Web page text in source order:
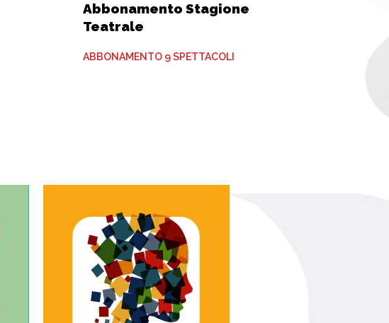
Abbonamento Stagione
Teatrale
ABBONAMENTO 9 SPETTACOLI
Tracce Dinamiche è una
rassegna di teatro
d’innovazione e sperimentale.
Continua